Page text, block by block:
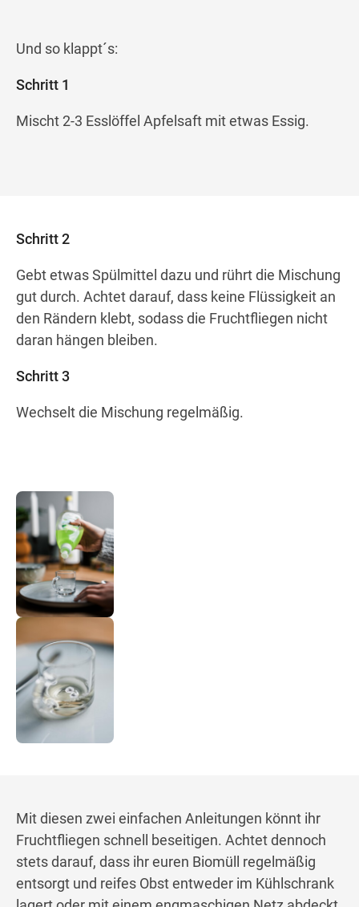
Und so klappt´s:
Schritt 1
Mischt 2-3 Esslöffel Apfelsaft mit etwas Essig.
Schritt 2
Gebt etwas Spülmittel dazu und rührt die Mischung
gut durch. Achtet darauf, dass keine Flüssigkeit an
den Rändern klebt, sodass die Fruchtfliegen nicht
daran hängen bleiben.
Schritt 3
Wechselt die Mischung regelmäßig.
Mit diesen zwei einfachen Anleitungen könnt ihr
Fruchtfliegen schnell beseitigen. Achtet dennoch
stets darauf, dass ihr euren Biomüll regelmäßig
entsorgt und reifes Obst entweder im Kühlschrank